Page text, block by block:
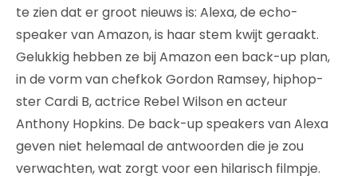
te zien dat er groot nieuws is: Alexa, de echo-
speaker van Amazon, is haar stem kwijt geraakt.
Gelukkig hebben ze bij Amazon een back-up plan,
in de vorm van chefkok Gordon Ramsey, hiphop-
ster Cardi B, actrice Rebel Wilson en acteur
Anthony Hopkins. De back-up speakers van Alexa
geven niet helemaal de antwoorden die je zou
verwachten, wat zorgt voor een hilarisch filmpje.